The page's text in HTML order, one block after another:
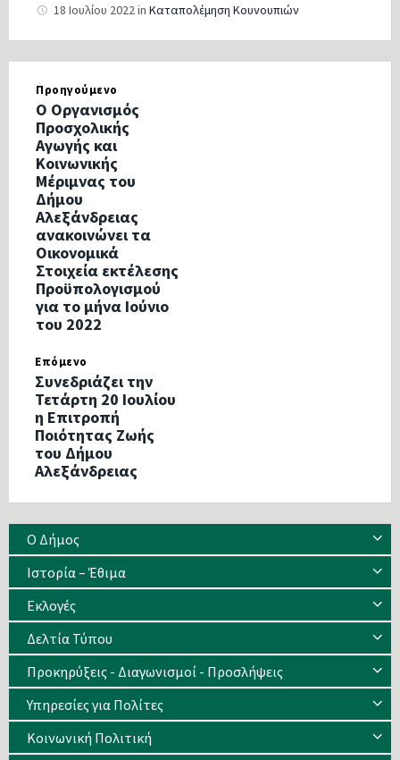
18 Ιουλίου 2022in Καταπολέμηση Κουνουπιών
Προηγούμενο
Ο Οργανισμός
Προσχολικής
Αγωγής και
Κοινωνικής
Μέριμνας του
Δήμου
Αλεξάνδρειας
ανακοινώνει τα
Οικονομικά
Στοιχεία εκτέλεσης
Προϋπολογισμού
για το μήνα Ιούνιο
του 2022
Επόμενο
Συνεδριάζει την
Τετάρτη 20 Ιουλίου
η Επιτροπή
Ποιότητας Ζωής
του Δήμου
Αλεξάνδρειας
Ο Δήμος
Ιστορία – Έθιμα
Eκλογές
Δελτία Τύπου
Προκηρύξεις - Διαγωνισμοί - Προσλήψεις
Υπηρεσίες για Πολίτες
Κοινωνική Πολιτική